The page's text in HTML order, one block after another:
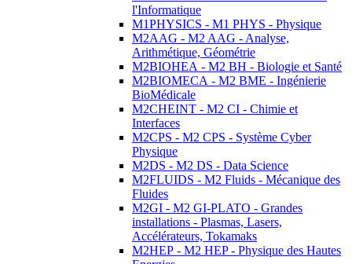
l'Informatique
M1PHYSICS - M1 PHYS - Physique
M2AAG - M2 AAG - Analyse,
Arithmétique, Géométrie
M2BIOHEA - M2 BH - Biologie et Santé
M2BIOMECA - M2 BME - Ingénierie
BioMédicale
M2CHEINT - M2 CI - Chimie et
Interfaces
M2CPS - M2 CPS - Système Cyber
Physique
M2DS - M2 DS - Data Science
M2FLUIDS - M2 Fluids - Mécanique des
Fluides
M2GI - M2 GI-PLATO - Grandes
installations - Plasmas, Lasers,
Accélérateurs, Tokamaks
M2HEP - M2 HEP - Physique des Hautes